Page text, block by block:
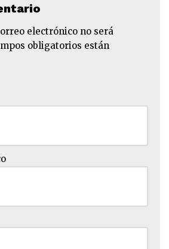
electrónico no será
obligatorios están